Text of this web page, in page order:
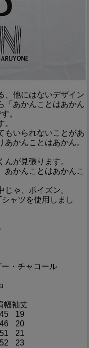
、他にはないデザイン
「あかんことはあかん
。
もいられないことがあ
かんことはあかん。
が見張ります。
あかんことはあかんこ
ゃ、ポイズン。
ャツを使用しまし
・チャコール
幅袖丈
45
19
46
20
51
21
52 23